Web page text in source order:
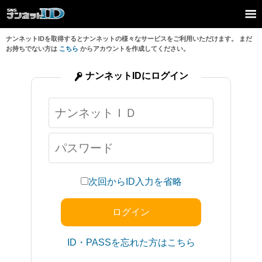
ナンネットIDを取得するとナンネットの様々なサービスをご利用いただけます。 まだ
お持ちでない方は こちら からアカウントを作成してください。
次回からID入力を省略
ID・PASSを忘れた方はこちら
ナンネットIDにログイン